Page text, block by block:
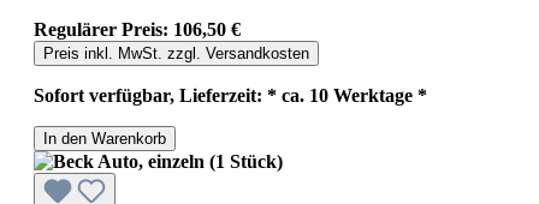
Regulärer Preis: 106,50 €
Preis inkl. MwSt. zzgl. Versandkosten
Sofort verfügbar, Lieferzeit: * ca. 10 Werktage *
In den Warenkorb